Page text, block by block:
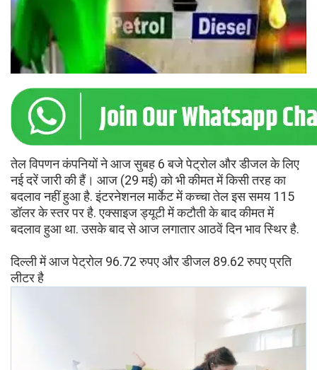
तेल विपणन कंपनियों ने आज सुबह 6 बजे पेट्रोल और डीजल के लिए
नई दरें जारी की हैं। आज (29 मई) को भी कीमत में किसी तरह का
बदलाव नहीं हुआ है. इंटरनेशनल मार्केट में कच्चा तेल इस समय 115
डॉलर के स्तर पर है. एक्साइज ड्यूटी में कटौती के बाद कीमत में
बदलाव हुआ था. उसके बाद से आज लगातार आठवें दिन भाव स्थिर है.
दिल्ली में आज पेट्रोल 96.72 रुपए और डीजल 89.62 रुपए प्रति
लीटर है